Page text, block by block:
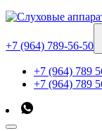
+7 (964) 789-56-50
+7 (964) 789
+7 (964) 789